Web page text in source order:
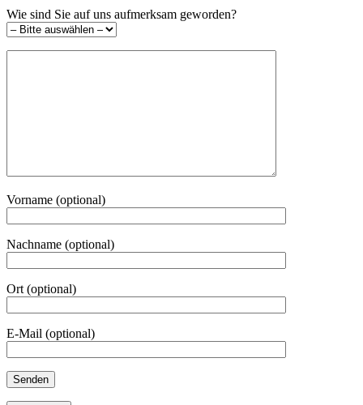
Wie sind Sie auf uns aufmerksam geworden?
Vorname (optional)
Nachname (optional)
Ort (optional)
E-Mail (optional)